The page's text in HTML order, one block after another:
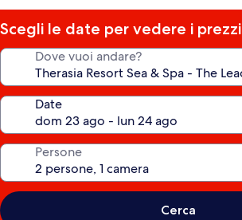
Scegli le date per vedere i prezzi
Dove vuoi andare?
Date
Persone
Cerca